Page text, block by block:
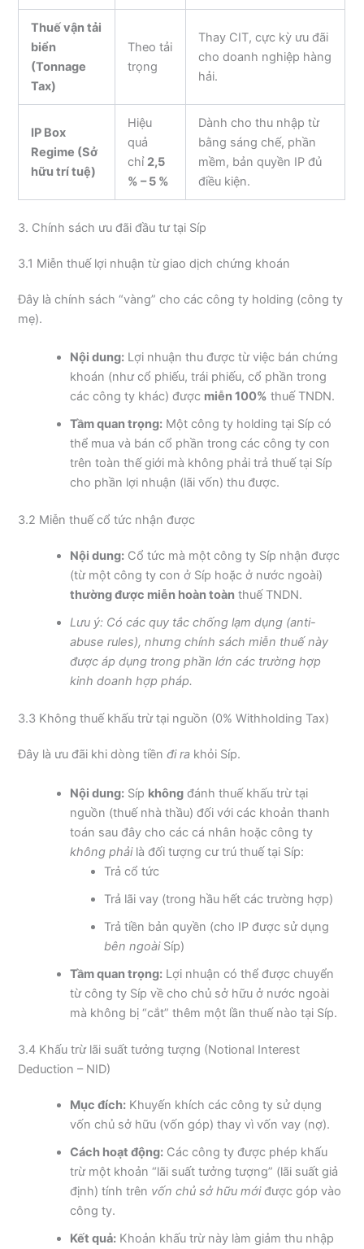
Thuế vận tải
biển
(Tonnage
Tax)
Theo tải
trọng
Thay CIT, cực kỳ ưu đãi
cho doanh nghiệp hàng
hải.
IP Box
Regime (Sở
hữu trí tuệ)
Hiệu
quả
chỉ 2,5
% – 5 %
Dành cho thu nhập từ
bằng sáng chế, phần
mềm, bản quyền IP đủ
điều kiện.
3. Chính sách ưu đãi đầu tư tại Síp
3.1 Miễn thuế lợi nhuận từ giao dịch chứng khoán
Đây là chính sách “vàng” cho các công ty holding (công ty
mẹ).
Nội dung: Lợi nhuận thu được từ việc bán chứng
khoán (như cổ phiếu, trái phiếu, cổ phần trong
các công ty khác) được miễn 100% thuế TNDN.
Tầm quan trọng: Một công ty holding tại Síp có
thể mua và bán cổ phần trong các công ty con
trên toàn thế giới mà không phải trả thuế tại Síp
cho phần lợi nhuận (lãi vốn) thu được.
3.2 Miễn thuế cổ tức nhận được
Nội dung: Cổ tức mà một công ty Síp nhận được
(từ một công ty con ở Síp hoặc ở nước ngoài)
thường được miễn hoàn toàn thuế TNDN.
Lưu ý: Có các quy tắc chống lạm dụng (anti-
abuse rules), nhưng chính sách miễn thuế này
được áp dụng trong phần lớn các trường hợp
kinh doanh hợp pháp.
3.3 Không thuế khấu trừ tại nguồn (0% Withholding Tax)
Đây là ưu đãi khi dòng tiềnđi ra khỏi Síp.
Nội dung: Síp không đánh thuế khấu trừ tại
nguồn (thuế nhà thầu) đối với các khoản thanh
toán sau đây cho các cá nhân hoặc công ty
không phảilà đối tượng cư trú thuế tại Síp:
Trả cổ tức
Trả lãi vay (trong hầu hết các trường hợp)
Trả tiền bản quyền (cho IP được sử dụng
bên ngoàiSíp)
Tầm quan trọng: Lợi nhuận có thể được chuyển
từ công ty Síp về cho chủ sở hữu ở nước ngoài
mà không bị “cắt” thêm một lần thuế nào tại Síp.
3.4 Khấu trừ lãi suất tưởng tượng (Notional Interest
Deduction – NID)
Mục đích: Khuyến khích các công ty sử dụng
vốn chủ sở hữu (vốn góp) thay vì vốn vay (nợ).
Cách hoạt động: Các công ty được phép khấu
trừ một khoản “lãi suất tưởng tượng” (lãi suất giả
định) tính trên vốn chủ sở hữu mớiđược góp vào
công ty.
Kết quả: Khoản khấu trừ này làm giảm thu nhập